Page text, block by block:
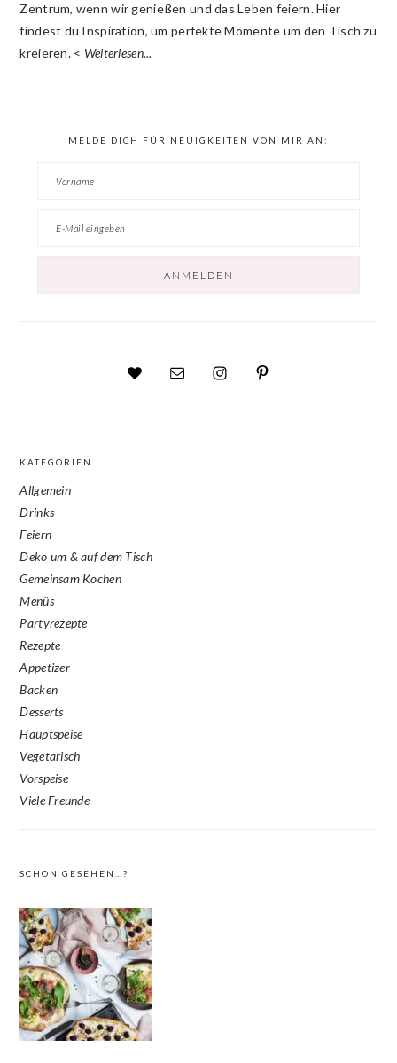
Zentrum, wenn wir genießen und das Leben feiern. Hier
findest du Inspiration, um perfekte Momente um den Tisch zu
kreieren. < Weiterlesen...
MELDE DICH FÜR NEUIGKEITEN VON MIR AN:
KATEGORIEN
Allgemein
Drinks
Feiern
Deko um & auf dem Tisch
Gemeinsam Kochen
Menüs
Partyrezepte
Rezepte
Appetizer
Backen
Desserts
Hauptspeise
Vegetarisch
Vorspeise
Viele Freunde
SCHON GESEHEN…?